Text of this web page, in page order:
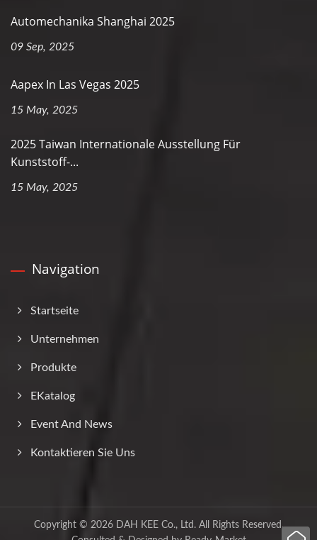
Automechanika Shanghai 2025
09 Sep, 2025
Aapex In Las Vegas 2025
15 May, 2025
2025 Taiwan Internationale Ausstellung Für
Kunststoff-...
15 May, 2025
Navigation
Startseite
Unternehmen
Produkte
EKatalog
Event And News
Kontaktieren Sie Uns
Copyright © 2026 DAH KEE Co., Ltd.All Rights Reserved.